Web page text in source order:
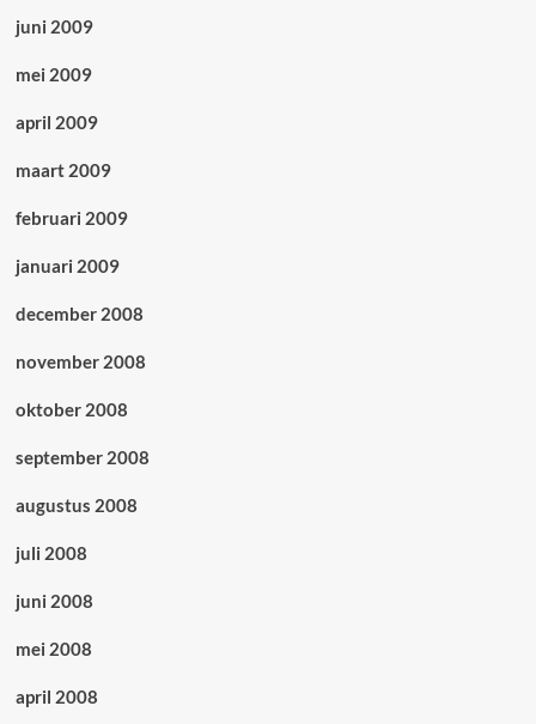
juni 2009
mei 2009
april 2009
maart 2009
februari 2009
januari 2009
december 2008
november 2008
oktober 2008
september 2008
augustus 2008
juli 2008
juni 2008
mei 2008
april 2008